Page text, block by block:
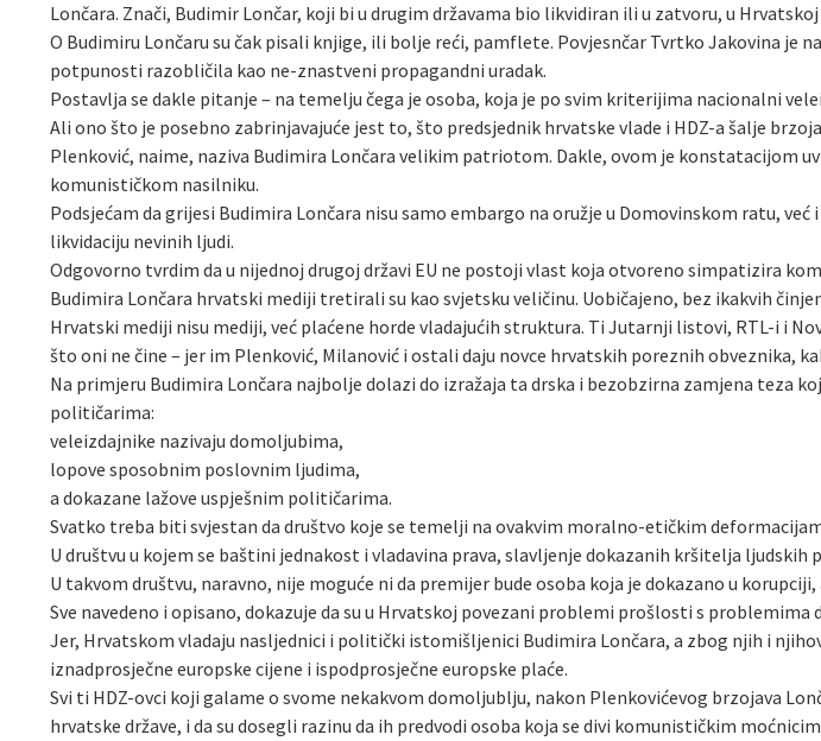
Lončara. Znači, Budimir Lončar, koji bi u drugim državama bio likvidiran ili u zatvoru, u Hrvatskoj
O Budimiru Lončaru su čak pisali knjige, ili bolje reći, pamflete. Povjesnčar Tvrtko Jakovina
potpunosti razobličila kao ne-znastveni propagandni uradak.
Postavlja se dakle pitanje – na temelju čega je osoba, koja je po svim kriterijima nacionalni
Ali ono što je posebno zabrinjavajuće jest to, što predsjednik hrvatske vlade i HDZ-a šalje
Plenković, naime, naziva Budimira Lončara velikim patriotom. Dakle, ovom je konstatacijom
komunističkom nasilniku.
Podsjećam da grijesi Budimira Lončara nisu samo embargo na oružje u Domovinskom ratu,
likvidaciju nevinih ljudi.
Odgovorno tvrdim da u nijednoj drugoj državi EU ne postoji vlast koja otvoreno simpatizira
Budimira Lončara hrvatski mediji tretirali su kao svjetsku veličinu. Uobičajeno, bez ikakvih
Hrvatski mediji nisu mediji, već plaćene horde vladajućih struktura. Ti Jutarnji listovi, RTL-i i
što oni ne čine – jer im Plenković, Milanović i ostali daju novce hrvatskih poreznih
Na primjeru Budimira Lončara najbolje dolazi do izražaja ta drska i bezobzirna zamjena teza
političarima:
veleizdajnike nazivaju domoljubima,
lopove sposobnim poslovnim ljudima,
a dokazane lažove uspješnim političarima.
Svatko treba biti svjestan da društvo koje se temelji na ovakvim moralno-etičkim
U društvu u kojem se baštini jednakost i vladavina prava, slavljenje dokazanih kršitelja ljudskih
U takvom društvu, naravno, nije moguće ni da premijer bude osoba koja je dokazano u
Sve navedeno i opisano, dokazuje da su u Hrvatskoj povezani problemi prošlosti s problemima
Jer, Hrvatskom vladaju nasljednici i politički istomišljenici Budimira Lončara, a zbog njih i
iznadprosječne europske cijene i ispodprosječne europske plaće.
Svi ti HDZ-ovci koji galame o svome nekakvom domoljublju, nakon Plenkovićevog brzojava
hrvatske države, i da su dosegli razinu da ih predvodi osoba koja se divi komunističkim